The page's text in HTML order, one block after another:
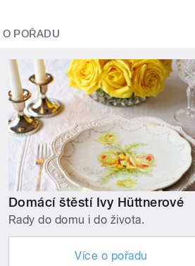
O POŘADU
Domácí štěstí Ivy Hüttnerové
Rady do domu i do života.
Více o pořadu